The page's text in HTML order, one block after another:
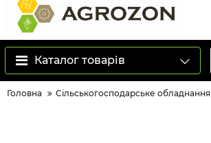
Каталог товарів
Головна Сільськогосподарське обладнання